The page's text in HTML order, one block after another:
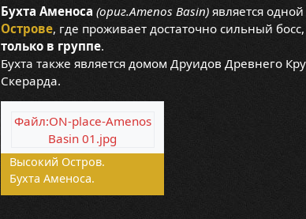
Бухта Аменоса (ориг.Amenos Basin) является
Острове, где проживает достаточно сильный
только в группе.
Бухта также является домом Друидов Древнего
Скерарда.
Файл:ON-place-Amenos
Basin 01.jpg
Высокий Остров.
Бухта Аменоса.